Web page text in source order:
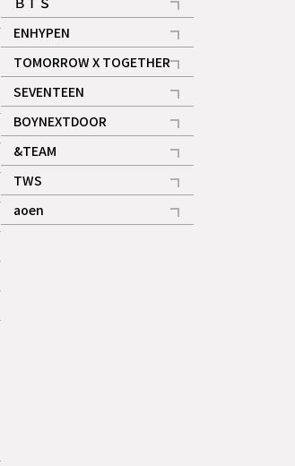
記事
ENHYPEN
記事
TOMORROW X TOGETHER
記事
ギャラリー
SEVENTEEN
記事
BOYNEXTDOOR
記事
&TEAM
記事
ギャラリー
TWS
記事
aoen
記事